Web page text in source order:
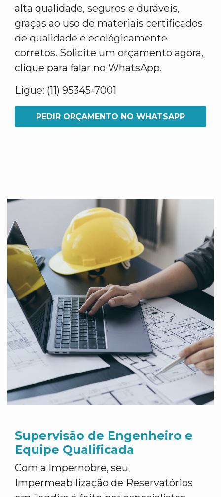
alta qualidade, seguros e duráveis,
graças ao uso de materiais certificados
de qualidade e ecológicamente
corretos. Solicite um orçamento agora,
clique para falar no WhatsApp.
Ligue: (11) 95345-7001
PEDIR ORÇAMENTO NO WHATSAPP
Supervisão de Engenheiro e
Equipe Qualificada
Com a Impernobre, seu
Impermeabilização de Reservatórios